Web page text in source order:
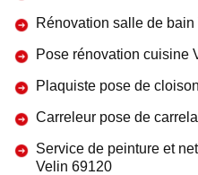
Rénovation salle de
Pose rénovation cuisine
Plaquiste pose de
Carreleur pose de
Service de peinture et
Velin 69120